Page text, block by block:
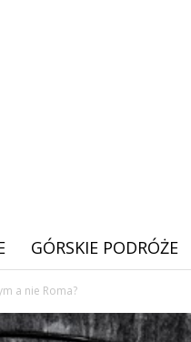
GÓRSKIE PODRÓŻE
a nie Roma?